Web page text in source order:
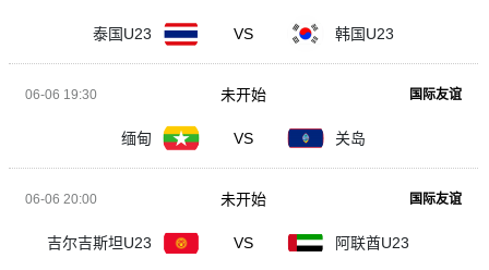
泰国U23 VS 韩国U23
06-06 19:30 国际友谊
缅甸 VS 关岛
未开始
06-06 20:00 国际友谊
吉尔吉斯坦U23 VS 阿联酋U23
未开始